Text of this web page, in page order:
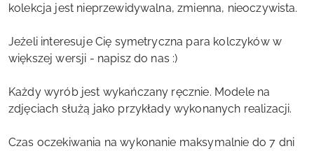
kolekcja jest nieprzewidywalna, zmienna, nieoczywista.
Jeżeli interesuje Cię symetryczna para kolczyków w
większej wersji - napisz do nas :)
Każdy wyrób jest wykańczany ręcznie. Modele na
zdjęciach służą jako przykłady wykonanych realizacji.
Czas oczekiwania na wykonanie maksymalnie do 7 dni